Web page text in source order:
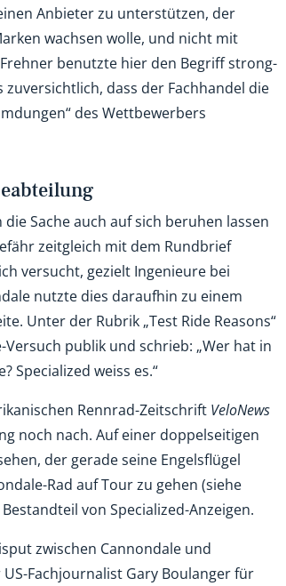
Anbieter zu unterstützen, der
wachsen wolle, und nicht mit
benutzte hier den Begriff strong-
dass der Fachhandel die
des Wettbewerbers
Sache auch auf sich beruhen lassen
zeitgleich mit dem Rundbrief
versucht, gezielt Ingenieure bei
nutzte dies daraufhin zu einem
Unter der Rubrik „Test Ride Reasons“
publik und schrieb: „Wer hat in
Specialized weiss es.“
Rennrad-Zeitschrift VeloNews
noch nach. Auf einer doppelseitigen
der gerade seine Engelsflügel
Rad auf Tour zu gehen (siehe
von Specialized-Anzeigen.
zwischen Cannondale und
Fachjournalist Gary Boulanger für